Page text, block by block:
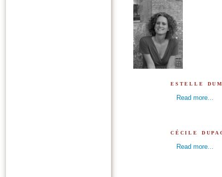
estelle
Read more...
cécile
Read more...